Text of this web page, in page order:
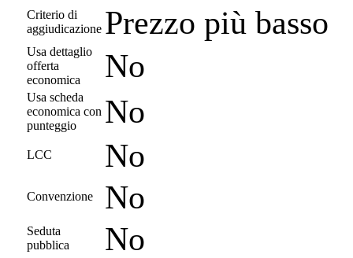
Criterio di
aggiudicazione Prezzo più basso
Usa dettaglio
offerta
economica
No
Usa scheda
economica con
punteggio
No
LCC No
Convenzione No
Seduta
pubblica
No